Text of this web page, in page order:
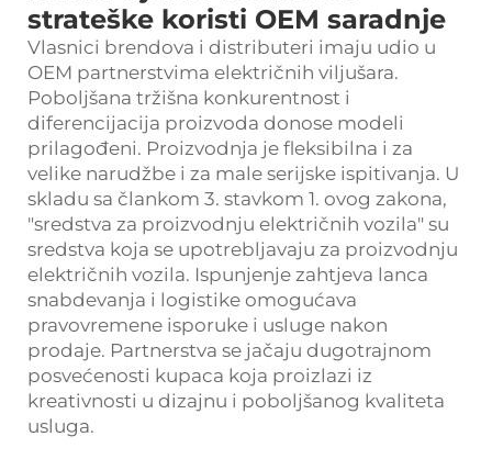
strateške koristi OEM saradnje
Vlasnici brendova i distributeri imaju udio u
OEM partnerstvima električnih viljušara.
Poboljšana tržišna konkurentnost i
diferencijacija proizvoda donose modeli
prilagođeni. Proizvodnja je fleksibilna i za
velike narudžbe i za male serijske ispitivanja. U
skladu sa člankom 3. stavkom 1. ovog zakona,
"sredstva za proizvodnju električnih vozila" su
sredstva koja se upotrebljavaju za proizvodnju
električnih vozila. Ispunjenje zahtjeva lanca
snabdevanja i logistike omogućava
pravovremene isporuke i usluge nakon
prodaje. Partnerstva se jačaju dugotrajnom
posvećenosti kupaca koja proizlazi iz
kreativnosti u dizajnu i poboljšanog kvaliteta
usluga.